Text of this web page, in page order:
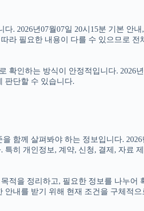
. 2026년07월07일 20시15분 기본 안
라 필요한 내용이 다를 수 있으므로 전
인하는 방식이 안정적입니다. 2026
판단할 수 있습니다.
함께 살펴봐야 하는 정보입니다.
히 개인정보, 계약, 신청, 결제, 자료
적을 정리하고, 필요한 정보를 나누
내를 받기 위해 현재 조건을 구체적